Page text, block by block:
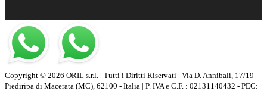
Copyright © 2026 ORIL s.r.l. | Tutti i Diritti Riservati | Via D. Annibali, 17/19
Piediripa di Macerata (MC), 62100 - Italia | P. IVA e C.F. : 02131140432 - PEC: